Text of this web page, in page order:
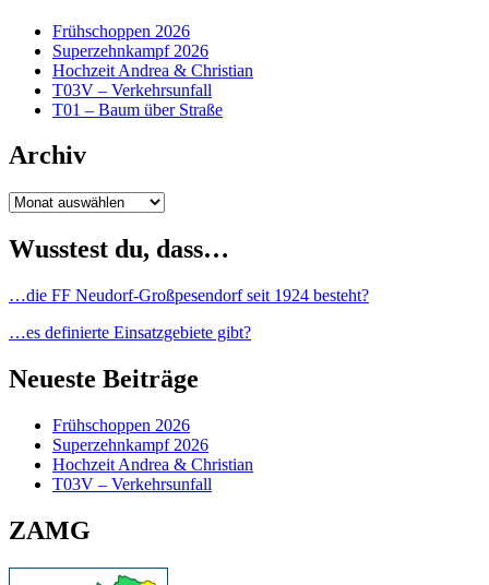
Frühschoppen 2026
Superzehnkampf 2026
Hochzeit Andrea & Christian
T03V – Verkehrsunfall
T01 – Baum über Straße
Archiv
Archiv
Wusstest du, dass…
…die FF Neudorf-Großpesendorf seit 1924 besteht?
…es definierte Einsatzgebiete gibt?
Neueste Beiträge
Frühschoppen 2026
Superzehnkampf 2026
Hochzeit Andrea & Christian
T03V – Verkehrsunfall
ZAMG